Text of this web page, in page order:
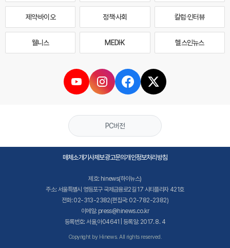
제약·바이오 정책·사회 칼럼·인터뷰
웰니스 MEDI·K 헬스인뉴스
PC버전
매체소개기사제보광고문의개인정보처리방침
제호: hinews(하이뉴스)
주소: 서울특별시 영등포구 국제금융로2길 17 시티플라자 421호
전화: 02-313-2382(편집국: 02-782-2382)
이메일: press@hinews.co.kr
등록번호: 서울,아04641 | 등록일: 2017. 8. 4
Copyright by Hinews. All rights reserved.